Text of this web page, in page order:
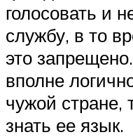
голосовать и
службу, в то
это
вполне
чужой стране,
знать ее язык.